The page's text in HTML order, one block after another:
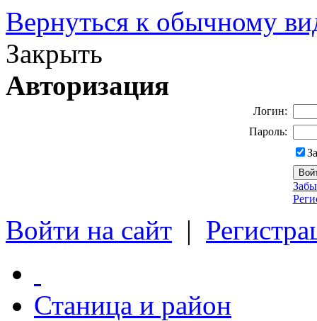
Вернуться к обычному
Закрыть
Авторизация
Логин:
Пароль:
Войти на сайт |
Станица и район